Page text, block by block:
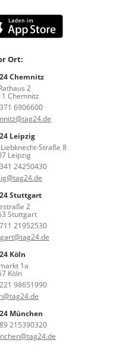
Ort:
Chemnitz
2
Chemnitz
6906600
Leipzig
Straße 8
Leipzig
24250430
Stuttgart
2
Stuttgart
21952530
Köln
1a
Köln
98651990
München
215390320